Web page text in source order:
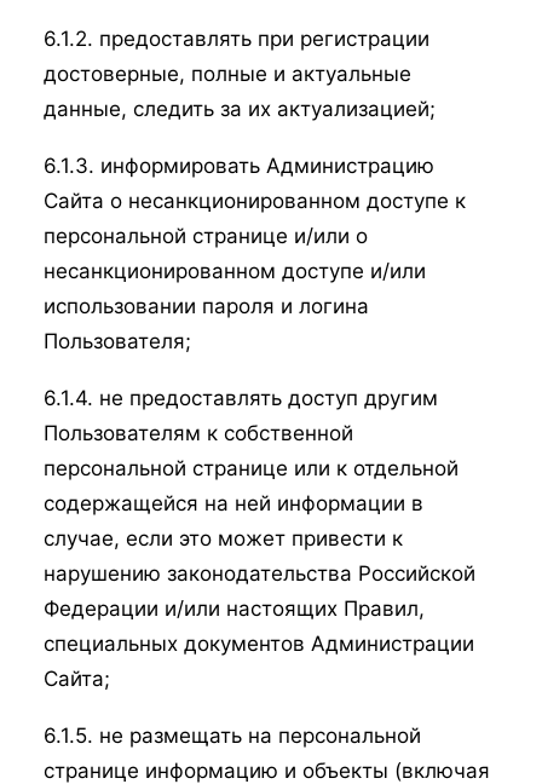
6.1.2. предоставлять при регистрации
достоверные, полные и актуальные
данные, следить за их актуализацией;
6.1.3. информировать Администрацию
Сайта о несанкционированном доступе к
персональной странице и/или о
несанкционированном доступе и/или
использовании пароля и логина
Пользователя;
6.1.4. не предоставлять доступ другим
Пользователям к собственной
персональной странице или к отдельной
содержащейся на ней информации в
случае, если это может привести к
нарушению законодательства Российской
Федерации и/или настоящих Правил,
специальных документов Администрации
Сайта;
6.1.5. не размещать на персональной
странице информацию и объекты (включая